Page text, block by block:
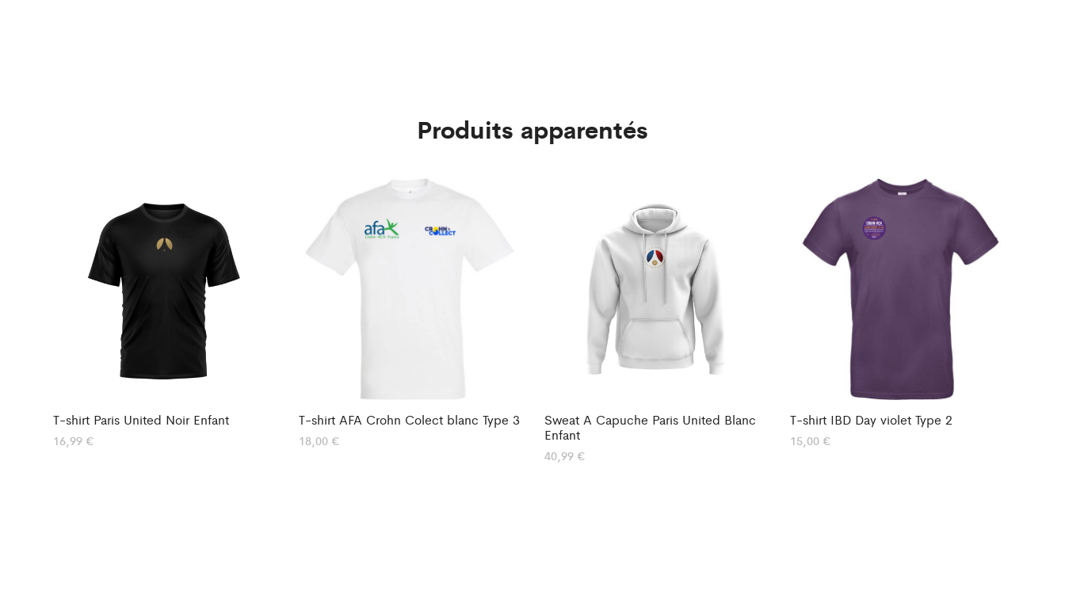
Produits apparentés
T-shirt Paris United Noir Enfant
16,99 €
T-shirt AFA Crohn Colect blanc Type 3
18,00 €
Sweat A Capuche Paris United Blanc
Enfant
40,99 €
T-shirt IBD Day violet Type 2
15,00 €